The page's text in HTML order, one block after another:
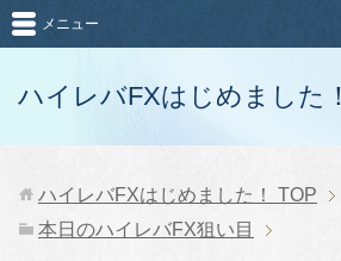
ハイレバFXはじめました！
メニュー
ハイレバFXはじめました！ TOP
本日のハイレバFX狙い目